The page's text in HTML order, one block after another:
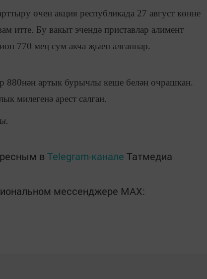
өчен акция республикада 27 август көнне
итте. Бу вакыт эчендә приставлар алимент
770 мең сум акча җыеп алганнар.
880нән артык бурычлы кеше белән очрашкан.
милегенә арест салган.
в Telegram-канале Татмедиа
мессенджере MАХ: